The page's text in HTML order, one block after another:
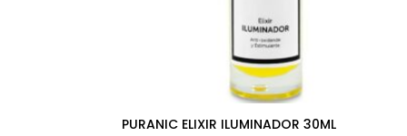
PURANIC ELIXIR ILUMINADOR 30ML